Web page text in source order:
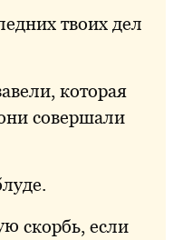
твоих дел
, которая
совершали
скорбь, если